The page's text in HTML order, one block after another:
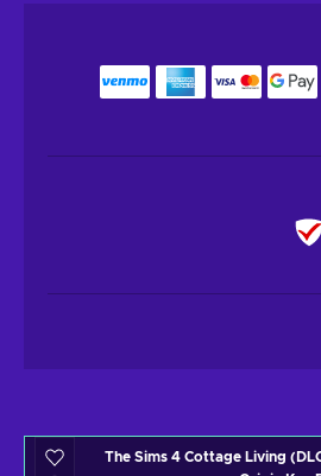
The Sims 4 Cottage Living